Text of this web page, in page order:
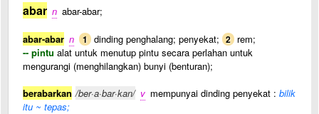
abar n abar-abar;
abar-abar n 1 dinding penghalang; penyekat; 2 rem;
-- pintu alat untuk menutup pintu secara perlahan untuk
mengurangi (menghilangkan) bunyi (benturan);
berabarkan /ber·a·bar·kan/ v mempunyai dinding penyekat : bilik
itu ~ tepas;